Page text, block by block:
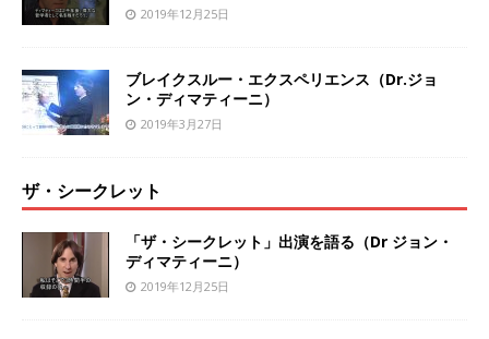
2019年12月25日
ブレイクスルー・エクスペリエンス（Dr.ジョ
ン・ディマティーニ）
2019年3月27日
ザ・シークレット
「ザ・シークレット」出演を語る（Dr ジョン・
ディマティーニ）
2019年12月25日